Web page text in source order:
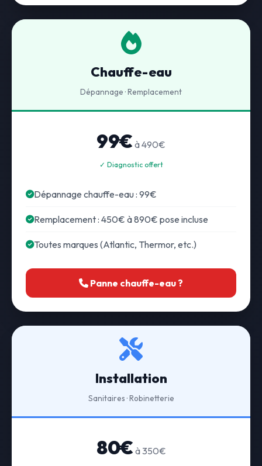
Chauffe-eau
Dépannage · Remplacement
99€ à 490€
✓ Diagnostic offert
Dépannage chauffe-eau : 99€
Remplacement : 450€ à 890€ pose incluse
Toutes marques (Atlantic, Thermor, etc.)
Panne chauffe-eau ?
Installation
Sanitaires · Robinetterie
80€ à 350€